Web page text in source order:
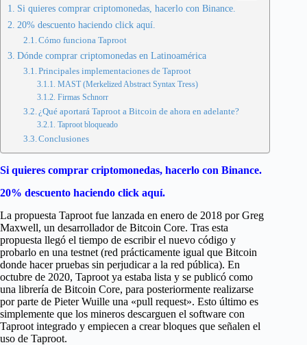
Si quieres comprar criptomonedas, hacerlo con Binance.
20% descuento haciendo click aquí.
Cómo funciona Taproot
Dónde comprar criptomonedas en Latinoamérica
Principales implementaciones de Taproot
MAST (Merkelized Abstract Syntax Tress)
Firmas Schnorr
¿Qué aportará Taproot a Bitcoin de ahora en adelante?
Taproot bloqueado
Conclusiones
Si quieres comprar criptomonedas, hacerlo con Binance.
20% descuento haciendo click aquí.
La propuesta Taproot fue lanzada en enero de 2018 por Greg
Maxwell, un desarrollador de Bitcoin Core. Tras esta
propuesta llegó el tiempo de escribir el nuevo código y
probarlo en una testnet (red prácticamente igual que Bitcoin
donde hacer pruebas sin perjudicar a la red pública). En
octubre de 2020, Taproot ya estaba lista y se publicó como
una librería de Bitcoin Core, para posteriormente realizarse
por parte de Pieter Wuille una «pull request». Esto último es
simplemente que los mineros descarguen el software con
Taproot integrado y empiecen a crear bloques que señalen el
uso de Taproot.